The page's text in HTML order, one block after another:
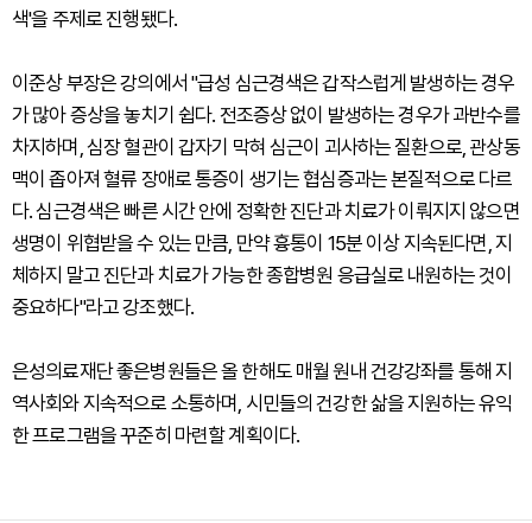
색'을 주제로 진행됐다.
이준상 부장은 강의에서 "급성 심근경색은 갑작스럽게 발생하는 경우
가 많아 증상을 놓치기 쉽다. 전조증상 없이 발생하는 경우가 과반수를
차지하며, 심장 혈관이 갑자기 막혀 심근이 괴사하는 질환으로, 관상동
맥이 좁아져 혈류 장애로 통증이 생기는 협심증과는 본질적으로 다르
다. 심근경색은 빠른 시간 안에 정확한 진단과 치료가 이뤄지지 않으면
생명이 위협받을 수 있는 만큼, 만약 흉통이 15분 이상 지속된다면, 지
체하지 말고 진단과 치료가 가능한 종합병원 응급실로 내원하는 것이
중요하다"라고 강조했다.
은성의료재단 좋은병원들은 올 한해도 매월 원내 건강강좌를 통해 지
역사회와 지속적으로 소통하며, 시민들의 건강한 삶을 지원하는 유익
한 프로그램을 꾸준히 마련할 계획이다.